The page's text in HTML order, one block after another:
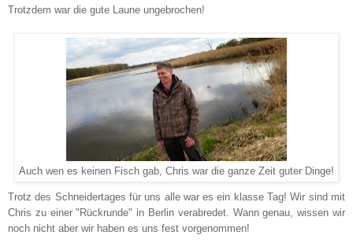
Trotzdem war die gute Laune ungebrochen!
Auch wen es keinen Fisch gab, Chris war die ganze Zeit guter Dinge!
Trotz des Schneidertages für uns alle war es ein klasse Tag! Wir sind mit
Chris zu einer "Rückrunde" in Berlin verabredet. Wann genau, wissen wir
noch nicht aber wir haben es uns fest vorgenommen!